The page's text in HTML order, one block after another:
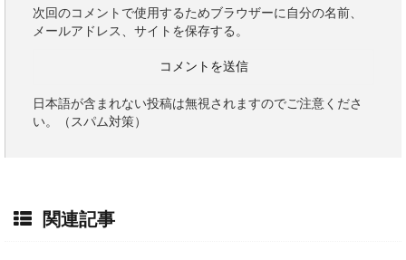
次回のコメントで使用するためブラウザーに自分の名前、
メールアドレス、サイトを保存する。
日本語が含まれない投稿は無視されますのでご注意くださ
い。（スパム対策）
関連記事